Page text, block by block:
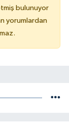
bulunuyor
yorumlardan